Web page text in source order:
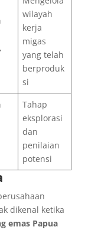
wilayah
kerja
migas
yang telah
berproduk
si
Tahap
eksplorasi
dan
penilaian
potensi
dikenal ketika
emas Papua